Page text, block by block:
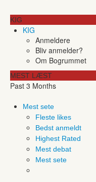
KIG
KIG
Anmeldere
Bliv anmelder?
Om Bogrummet
MEST LÆST
Past 3 Months
Mest sete
Fleste likes
Bedst anmeldt
Highest Rated
Mest debat
Mest sete